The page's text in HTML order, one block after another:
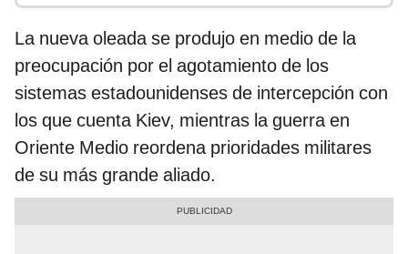
La nueva oleada se produjo en medio de la
preocupación por el agotamiento de los
sistemas estadounidenses de intercepción con
los que cuenta Kiev, mientras la guerra en
Oriente Medio reordena prioridades militares
de su más grande aliado.